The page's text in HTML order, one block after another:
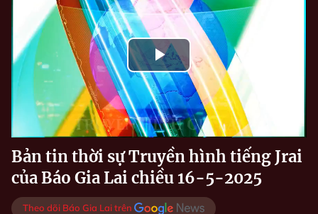
Play
Video
Bản tin thời sự Truyền hình tiếng Jrai
của Báo Gia Lai chiều 16-5-2025
Theo dõi Báo Gia Lai trên